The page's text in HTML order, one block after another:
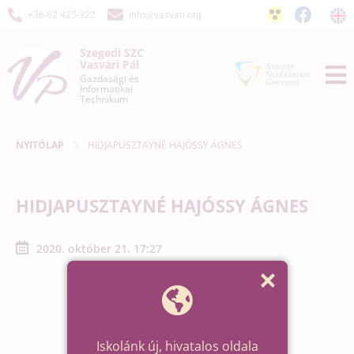
+36-62 425-322 info@vasvari.org
Szegedi SZC
Vasvári Pál
Gazdasági és
Informatikai
Technikum
NYITÓLAP HIDJAPUSZTAYNÉ HAJÓSSY ÁGNES
HIDJAPUSZTAYNÉ HAJÓSSY ÁGNES
2020. október 21. 17:27
Iskolánk új, hivatalos oldala